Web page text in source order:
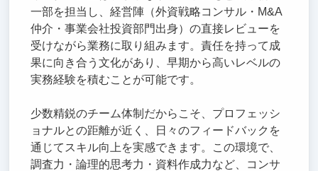
一部を担当し、経営陣（外資戦略コンサル・M&A
仲介・事業会社投資部門出身）の直接レビューを
受けながら業務に取り組みます。責任を持って成
果に向き合う文化があり、早期から高いレベルの
実務経験を積むことが可能です。
少数精鋭のチーム体制だからこそ、プロフェッシ
ョナルとの距離が近く、日々のフィードバックを
通じてスキル向上を実感できます。この環境で、
調査力・論理的思考力・資料作成力など、コンサ